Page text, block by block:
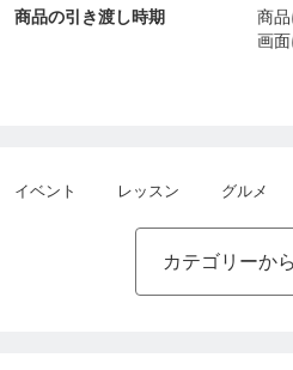
商品の引き渡し時期
商
画面
イベント レッスン グルメ
カテゴリーか